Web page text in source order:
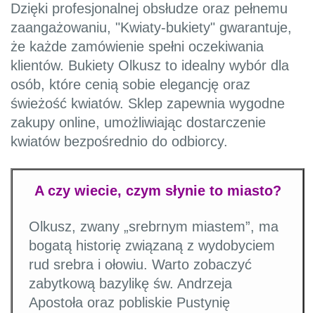
Dzięki profesjonalnej obsłudze oraz pełnemu
zaangażowaniu, "Kwiaty-bukiety" gwarantuje,
że każde zamówienie spełni oczekiwania
klientów. Bukiety Olkusz to idealny wybór dla
osób, które cenią sobie elegancję oraz
świeżość kwiatów. Sklep zapewnia wygodne
zakupy online, umożliwiając dostarczenie
kwiatów bezpośrednio do odbiorcy.
A czy wiecie, czym słynie to miasto?
Olkusz, zwany „srebrnym miastem”, ma
bogatą historię związaną z wydobyciem
rud srebra i ołowiu. Warto zobaczyć
zabytkową bazylikę św. Andrzeja
Apostoła oraz pobliskie Pustynię